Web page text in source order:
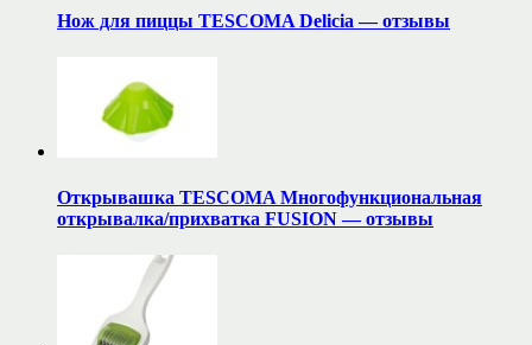
Нож для пиццы TESCOMA Delicia — отзывы
Открывашка TESCOMA Многофункциональная
открывалка/прихватка FUSION — отзывы